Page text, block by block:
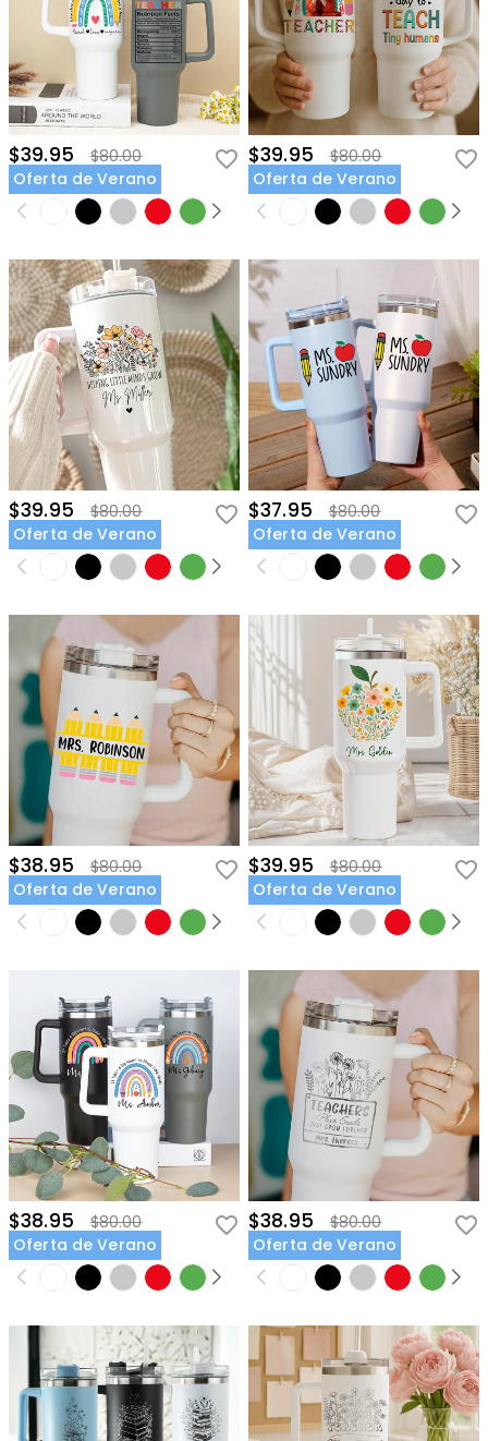
$39.95
$80.00
Oferta de Verano
$39.95
$80.00
Oferta de Verano
$39.95
$80.00
Oferta de Verano
$37.95
$80.00
Oferta de Verano
$38.95
$80.00
Oferta de Verano
$39.95
$80.00
Oferta de Verano
$38.95
$80.00
Oferta de Verano
$38.95
$80.00
Oferta de Verano